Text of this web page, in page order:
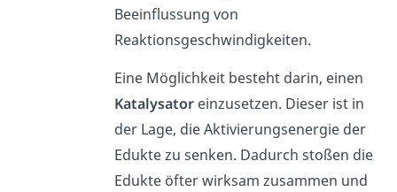
Beeinflussung von
Reaktionsgeschwindigkeiten.
Eine Möglichkeit besteht darin, einen
Katalysator einzusetzen. Dieser ist in
der Lage, die Aktivierungsenergie der
Edukte zu senken. Dadurch stoßen die
Edukte öfter wirksam zusammen und